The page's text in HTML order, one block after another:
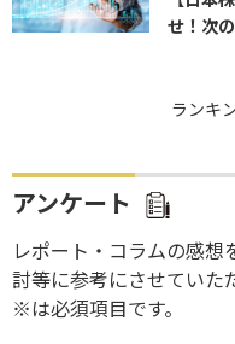
せ！次
ランキ
アンケート
レポート・コラムの感
討等に参考にさせていた
※は必須項目です。